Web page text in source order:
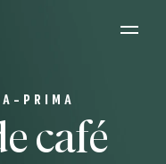
Open
PRIMA
café